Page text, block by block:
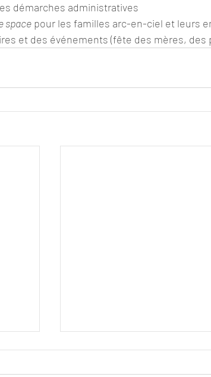
démarches administratives
space pour les familles arc-en-ciel et leurs
et des événements (fête des mères, des